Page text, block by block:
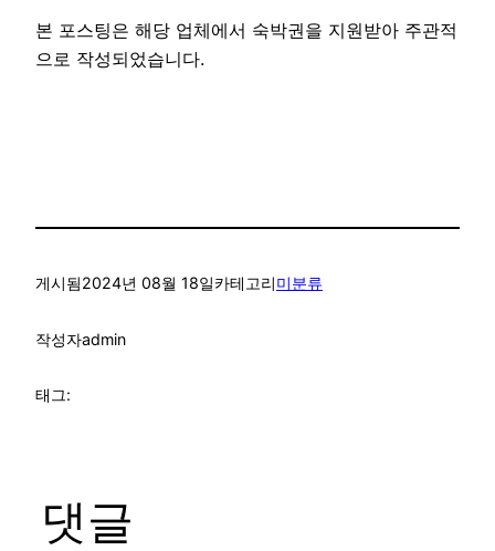
본 포스팅은 해당 업체에서 숙박권을 지원받아 주관적
으로 작성되었습니다.
게시됨2024년 08월 18일카테고리미분류
작성자admin
태그:
댓글